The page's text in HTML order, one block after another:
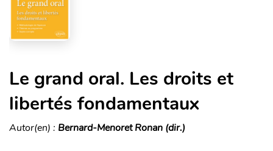
Le grand oral. Les droits et
libertés fondamentaux
Autor(en) : Bernard-Menoret Ronan (dir.)